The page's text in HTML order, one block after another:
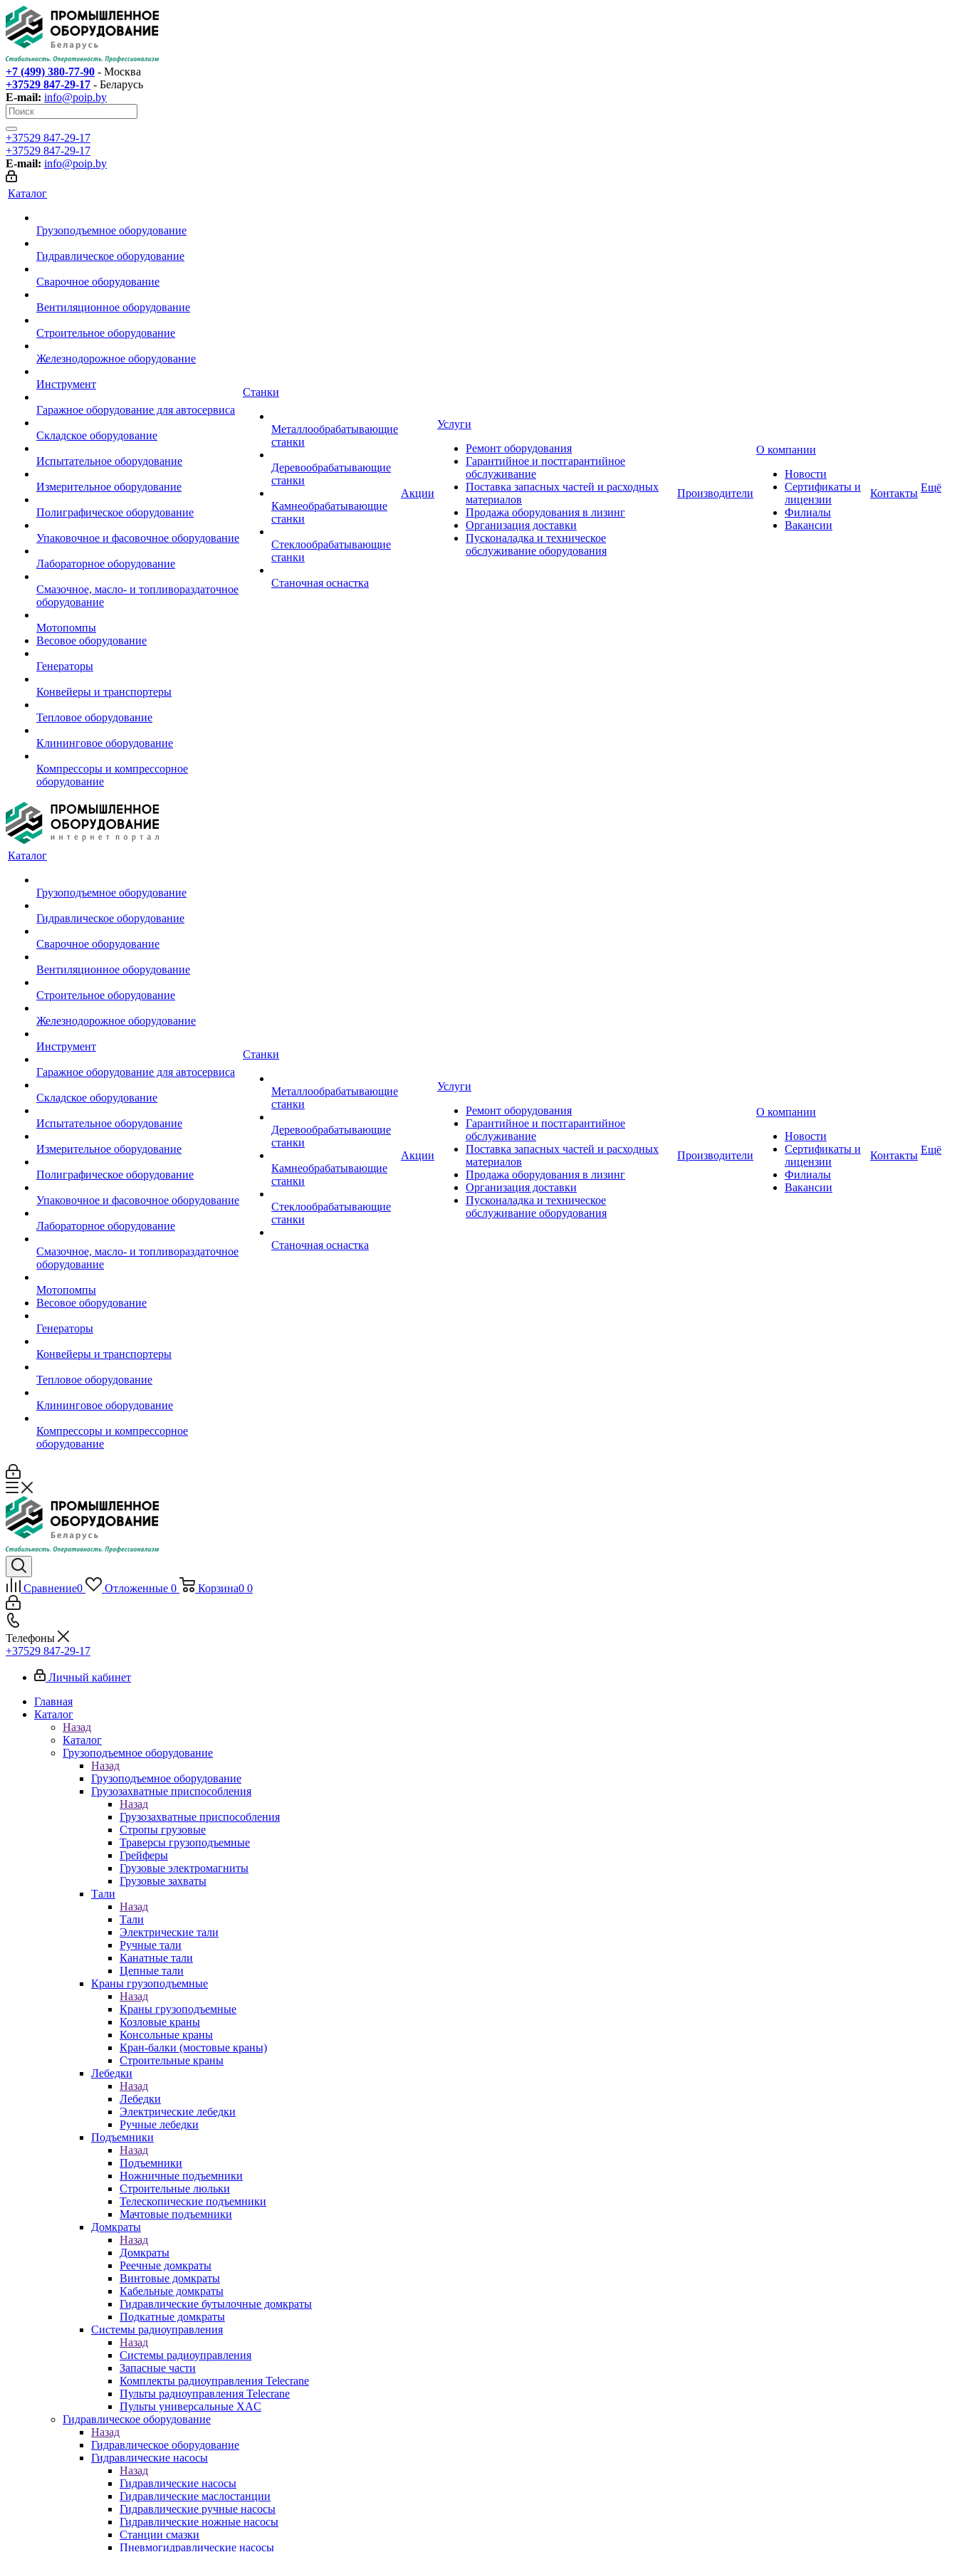
+7 (499) 380-77-90 - Москва
+37529 847-29-17‬ - Беларусь
E-mail: info@poip.by
+37529 847-29-17‬
+37529 847-29-17‬
E-mail: info@poip.by
Каталог
Грузоподъемное оборудование
Гидравлическое оборудование
Сварочное оборудование
Вентиляционное оборудование
Строительное оборудование
Железнодорожное оборудование
Инструмент
Гаражное оборудование для автосервиса
Складское оборудование
Испытательное оборудование
Измерительное оборудование
Полиграфическое оборудование
Упаковочное и фасовочное оборудование
Лабораторное оборудование
Смазочное, масло- и топливораздаточное
оборудование
Мотопомпы
Весовое оборудование
Генераторы
Конвейеры и транспортеры
Тепловое оборудование
Клининговое оборудование
Компрессоры и компрессорное
оборудование
Станки
Металлообрабатывающие
станки
Деревообрабатывающие
станки
Камнеобрабатывающие
станки
Стеклообрабатывающие
станки
Станочная оснастка
Акции
Услуги
Ремонт оборудования
Гарантийное и постгарантийное
обслуживание
Поставка запасных частей и расходных
материалов
Продажа оборудования в лизинг
Организация доставки
Пусконаладка и техническое
обслуживание оборудования
Производители
О компании
Новости
Сертификаты и
лицензии
Филиалы
Вакансии
Контакты Ещё
Каталог
Грузоподъемное оборудование
Гидравлическое оборудование
Сварочное оборудование
Вентиляционное оборудование
Строительное оборудование
Железнодорожное оборудование
Инструмент
Гаражное оборудование для автосервиса
Складское оборудование
Испытательное оборудование
Измерительное оборудование
Полиграфическое оборудование
Упаковочное и фасовочное оборудование
Лабораторное оборудование
Смазочное, масло- и топливораздаточное
оборудование
Мотопомпы
Весовое оборудование
Генераторы
Конвейеры и транспортеры
Тепловое оборудование
Клининговое оборудование
Компрессоры и компрессорное
оборудование
Станки
Металлообрабатывающие
станки
Деревообрабатывающие
станки
Камнеобрабатывающие
станки
Стеклообрабатывающие
станки
Станочная оснастка
Акции
Услуги
Ремонт оборудования
Гарантийное и постгарантийное
обслуживание
Поставка запасных частей и расходных
материалов
Продажа оборудования в лизинг
Организация доставки
Пусконаладка и техническое
обслуживание оборудования
Производители
О компании
Новости
Сертификаты и
лицензии
Филиалы
Вакансии
Контакты Ещё
Сравнение0 Отложенные 0 Корзина0 0
Телефоны
+37529 847-29-17‬
Личный кабинет
Главная
Каталог
Назад
Каталог
Грузоподъемное оборудование
Назад
Грузоподъемное оборудование
Грузозахватные приспособления
Назад
Грузозахватные приспособления
Стропы грузовые
Траверсы грузоподъемные
Грейферы
Грузовые электромагниты
Грузовые захваты
Тали
Назад
Тали
Электрические тали
Ручные тали
Канатные тали
Цепные тали
Краны грузоподъемные
Назад
Краны грузоподъемные
Козловые краны
Консольные краны
Кран-балки (мостовые краны)
Строительные краны
Лебедки
Назад
Лебедки
Электрические лебедки
Ручные лебедки
Подъемники
Назад
Подъемники
Ножничные подъемники
Строительные люльки
Телескопические подъемники
Мачтовые подъемники
Домкраты
Назад
Домкраты
Реечные домкраты
Винтовые домкраты
Кабельные домкраты
Гидравлические бутылочные домкраты
Подкатные домкраты
Системы радиоуправления
Назад
Системы радиоуправления
Запасные части
Комплекты радиоуправления Telecrane
Пульты радиоуправления Telecrane
Пульты универсальные XAC
Гидравлическое оборудование
Назад
Гидравлическое оборудование
Гидравлические насосы
Назад
Гидравлические насосы
Гидравлические маслостанции
Гидравлические ручные насосы
Гидравлические ножные насосы
Станции смазки
Пневмогидравлические насосы